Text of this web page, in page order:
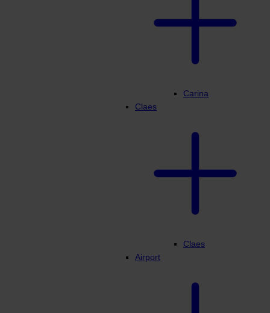
Carina
Claes
Claes
Airport